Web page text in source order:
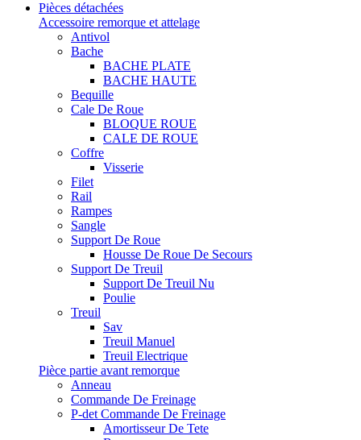
Pièces détachées
Accessoire remorque et attelage
Antivol
Bache
BACHE PLATE
BACHE HAUTE
Bequille
Cale De Roue
BLOQUE ROUE
CALE DE ROUE
Coffre
Visserie
Filet
Rail
Rampes
Sangle
Support De Roue
Housse De Roue De Secours
Support De Treuil
Support De Treuil Nu
Poulie
Treuil
Sav
Treuil Manuel
Treuil Electrique
Pièce partie avant remorque
Anneau
Commande De Freinage
P-det Commande De Freinage
Amortisseur De Tete